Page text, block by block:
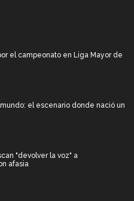
el campeonato en Liga Mayor de
el escenario donde nació un
"devolver la voz" a
afasia